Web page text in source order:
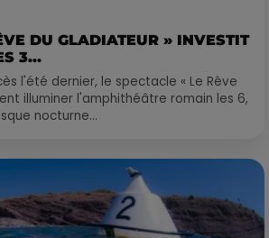
DU GLADIATEUR » INVESTIT
3...
l'été dernier, le spectacle « Le Rêve
illuminer l'amphithéâtre romain les 6,
nocturne...